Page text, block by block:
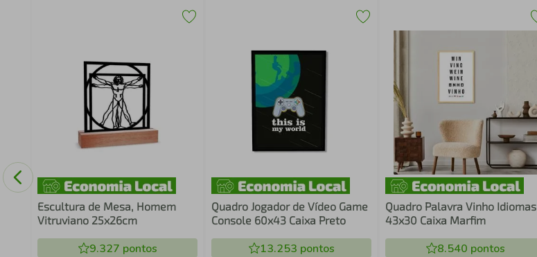
Escultura de Mesa, Homem
Vitruviano 25x26cm
9.327 pontos
Quadro Jogador de Vídeo Game
Console 60x43 Caixa Preto
13.253 pontos
Quadro Palavra Vinho Idiomas
43x30 Caixa Marfim
8.540 pontos